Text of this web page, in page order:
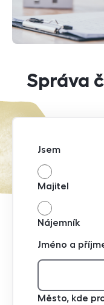
Správa
Jsem
Majitel
Nájemník
Jméno a
Město, kde